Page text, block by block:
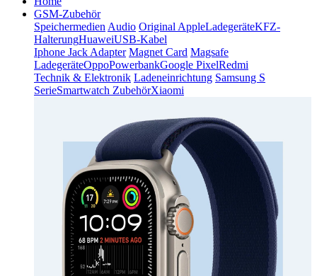
GSM-Zubehör
Speichermedien Audio Original AppleLadegeräteKFZ-
HalterungHuaweiUSB-Kabel
Iphone Jack Adapter Magnet Card Magsafe
LadegeräteOppoPowerbankGoogle PixelRedmi
Technik & Elektronik Ladeneinrichtung Samsung S
SerieSmartwatch ZubehörXiaomi